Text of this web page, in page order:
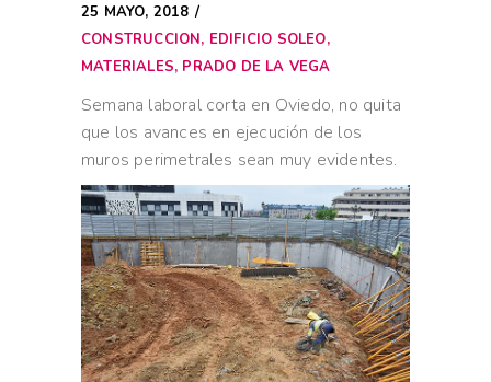
25 MAYO, 2018
CONSTRUCCION, EDIFICIO SOLEO,
MATERIALES, PRADO DE LA VEGA
Semana laboral corta en Oviedo, no quita
que los avances en ejecución de los
muros perimetrales sean muy evidentes.